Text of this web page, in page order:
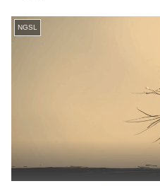
NGSL